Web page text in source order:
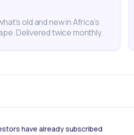
sont-elles disponibles en
apprendre à mon propre
old and new in Africa’s
Delivered twice monthly.
have already subscribed